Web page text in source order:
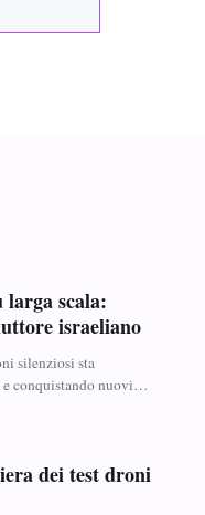
scala:
israeliano
silenziosi sta
e conquistando nuovi…
dei test droni